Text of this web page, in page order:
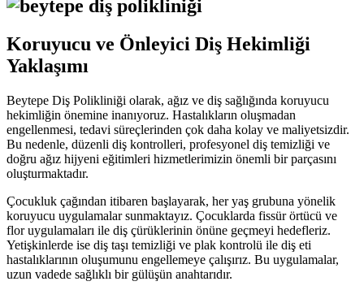
Koruyucu ve Önleyici Diş Hekimliği
Yaklaşımı
Beytepe Diş Polikliniği olarak, ağız ve diş sağlığında koruyucu
hekimliğin önemine inanıyoruz. Hastalıkların oluşmadan
engellenmesi, tedavi süreçlerinden çok daha kolay ve maliyetsizdir.
Bu nedenle, düzenli diş kontrolleri, profesyonel diş temizliği ve
doğru ağız hijyeni eğitimleri hizmetlerimizin önemli bir parçasını
oluşturmaktadır.
Çocukluk çağından itibaren başlayarak, her yaş grubuna yönelik
koruyucu uygulamalar sunmaktayız. Çocuklarda fissür örtücü ve
flor uygulamaları ile diş çürüklerinin önüne geçmeyi hedefleriz.
Yetişkinlerde ise diş taşı temizliği ve plak kontrolü ile diş eti
hastalıklarının oluşumunu engellemeye çalışırız. Bu uygulamalar,
uzun vadede sağlıklı bir gülüşün anahtarıdır.